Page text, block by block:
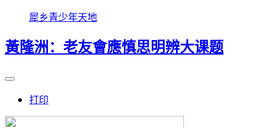
犀乡青少年天地
黃隆洲：老友會應慎思明辨大课题
打印